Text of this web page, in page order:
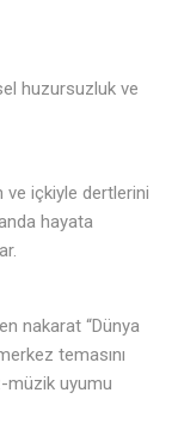
huzursuzluk ve
ve içkiyle dertlerini
hayata
nakarat “Dünya
temasını
müzik uyumu